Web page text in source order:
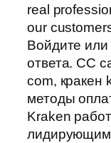
real
our
Войдите или
ответа. CC
com, кракен
методы
Kraken
лидирующим